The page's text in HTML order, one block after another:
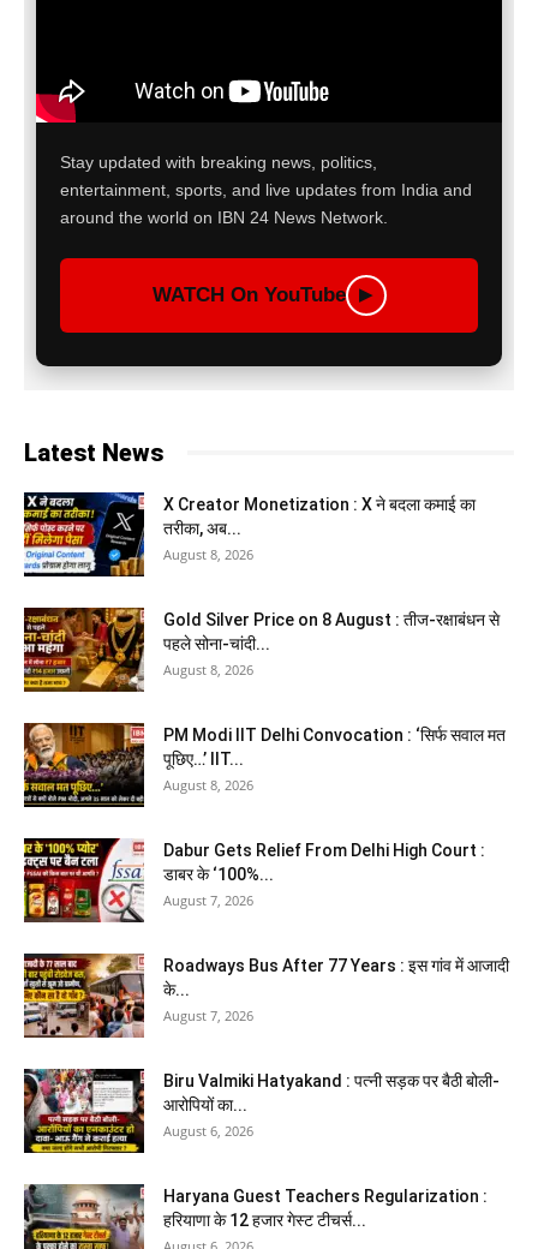
Stay updated with breaking news, politics,
entertainment, sports, and live updates from India and
around the world on IBN 24 News Network.
WATCH On YouTube ▶
Latest News
X Creator Monetization : X ने बदला कमाई का
तरीका, अब...
August 8, 2026
Gold Silver Price on 8 August : तीज-रक्षाबंधन से
पहले सोना-चांदी...
August 8, 2026
PM Modi IIT Delhi Convocation : ‘सिर्फ सवाल मत
पूछिए…’ IIT...
August 8, 2026
Dabur Gets Relief From Delhi High Court :
डाबर के ‘100%...
August 7, 2026
Roadways Bus After 77 Years : इस गांव में आजादी
के...
August 7, 2026
Biru Valmiki Hatyakand : पत्नी सड़क पर बैठी बोली-
आरोपियों का...
August 6, 2026
Haryana Guest Teachers Regularization :
हरियाणा के 12 हजार गेस्ट टीचर्स...